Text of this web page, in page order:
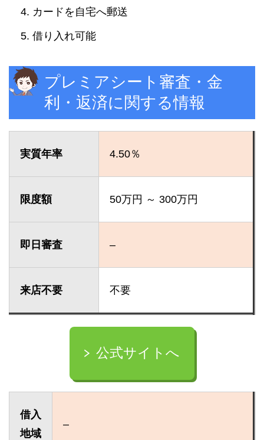
カードを自宅へ郵送
借り入れ可能
プレミアシート審査・金
利・返済に関する情報
実質年率 4.50％
限度額 50万円 ～ 300万円
即日審査 –
来店不要 不要
公式サイトへ
借入
地域
–